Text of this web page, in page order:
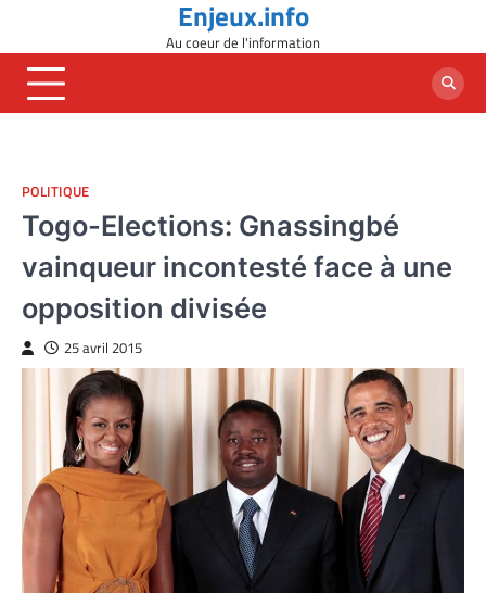
content
Enjeux.info
Au coeur de l'information
POLITIQUE
Togo-Elections: Gnassingbé
vainqueur incontesté face à une
opposition divisée
25 avril 2015